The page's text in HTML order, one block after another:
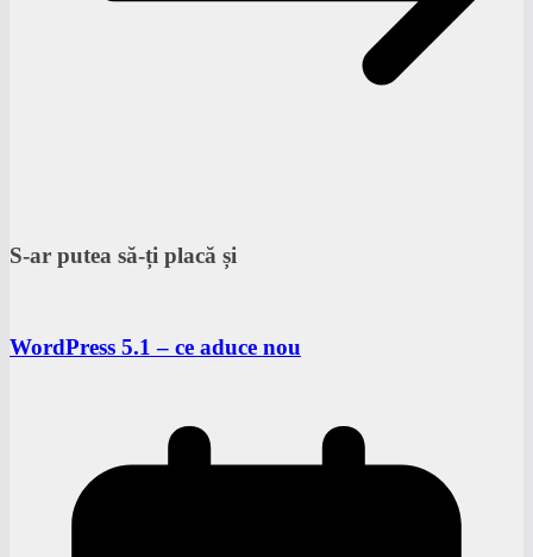
S-ar putea să-ți placă și
WordPress 5.1 – ce aduce nou